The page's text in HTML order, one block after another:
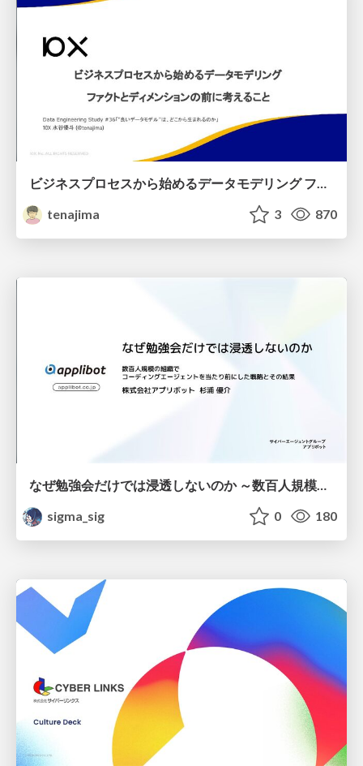
ビジネスプロセスから始めるデータモデリング ファクトとディメンションの前に考えること
tenajima
3 870
なぜ勉強会だけでは浸透しないのか ～数百人規模の組織でコーディングエージェントを当たり前にした戦略とその結果～
sigma_sig
0 180